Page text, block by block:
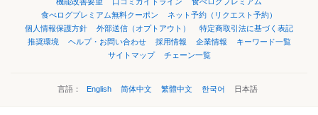
食べログプレミアム無料クーポン
ネット予約（リクエスト予約）
個人情報保護方針
外部送信（オプトアウト）
特定商取引法に基づく表記
推奨環境
ヘルプ・お問い合わせ 採用情報 企業情報
キーワード一覧
サイトマップ
チェーン一覧
言語： English 简体中文 繁體中文 한국어 日本語